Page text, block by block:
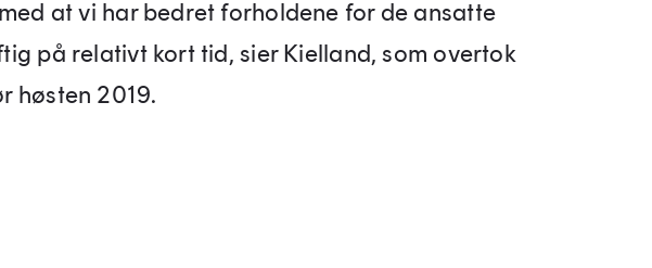
at vi har bedret forholdene for de ansatte
på relativt kort tid, sier Kielland, som overtok
høsten 2019.